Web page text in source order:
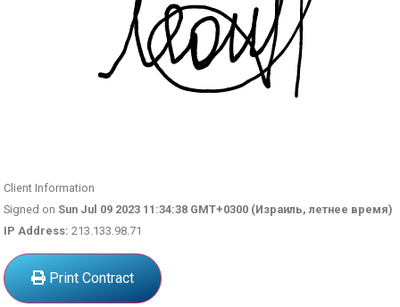
Client Information
Signed on Sun Jul 09 2023 11:34:38 GMT+0300 (Израиль, летнее время)
IP Address: 213.133.98.71
Print Contract